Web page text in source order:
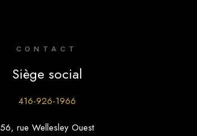
CONTACT
Siège social
416-926-1966
56, rue Wellesley Ouest